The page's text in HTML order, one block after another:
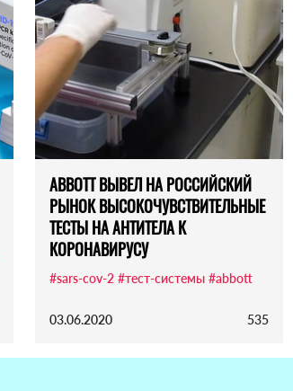
ABBOTT ВЫВЕЛ НА РОССИЙСКИЙ
РЫНОК ВЫСОКОЧУВСТВИТЕЛЬНЫЕ
ТЕСТЫ НА АНТИТЕЛА К
КОРОНАВИРУСУ
#sars-cov-2 #тест-системы #abbott
03.06.2020 535